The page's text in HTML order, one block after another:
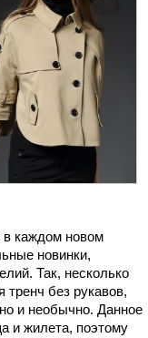
в каждом новом
новинки,
Так, несколько
без рукавов,
и необычно. Данное
и жилета, поэтому